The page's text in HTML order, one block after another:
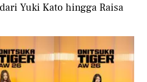
Yuki Kato hingga Raisa